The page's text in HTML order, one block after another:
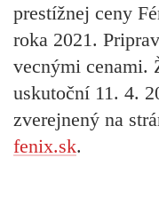
prestížnej ceny
roka 2021.
vecnými cenami.
uskutoční 11. 4.
zverejnený na
fenix.sk.